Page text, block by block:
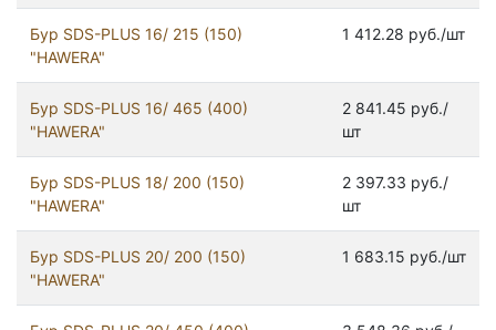
Бур SDS-PLUS 16/ 215 (150)
"HAWERA"
1 412.28 руб./шт
Бур SDS-PLUS 16/ 465 (400)
"HAWERA"
2 841.45 руб./
шт
Бур SDS-PLUS 18/ 200 (150)
"HAWERA"
2 397.33 руб./
шт
Бур SDS-PLUS 20/ 200 (150)
"HAWERA"
1 683.15 руб./шт